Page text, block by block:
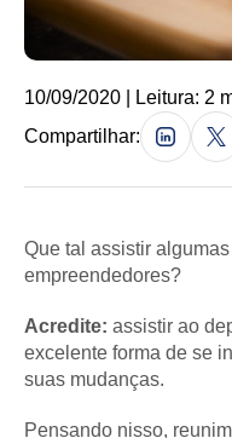
10/09/2020 | Leitura: 2
Compartilhar:
Que tal assistir
empreendedores?
Acredite: assistir ao
excelente forma de se
suas mudanças.
Pensando nisso,